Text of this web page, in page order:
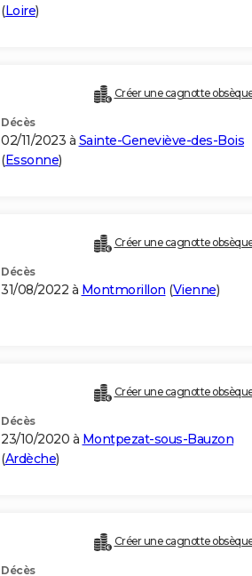
(Loire)
Créer une cagnotte
Décès
02/11/2023 à Sainte-Geneviève-des-Bois
(Essonne)
Créer une cagnotte
Décès
31/08/2022 à Montmorillon (Vienne)
Créer une cagnotte
Décès
23/10/2020 à Montpezat-sous-Bauzon
(Ardèche)
Créer une cagnotte
Décès